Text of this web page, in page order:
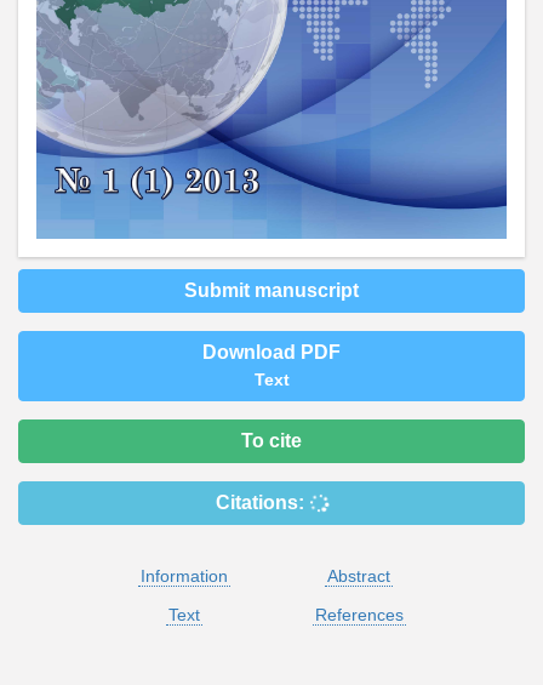
Submit manuscript
Download PDF
Text
To cite
Citations:
Information
Abstract
Text
References